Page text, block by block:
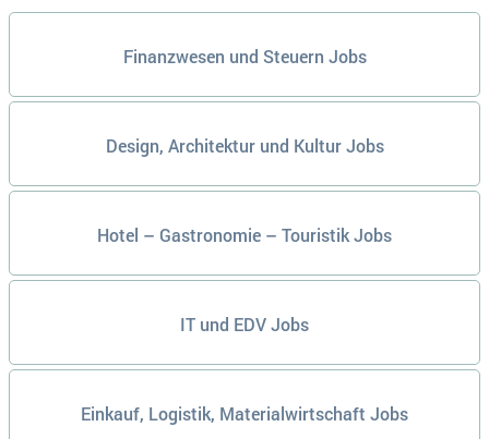
Finanzwesen und Steuern Jobs
Design, Architektur und Kultur Jobs
Hotel – Gastronomie – Touristik Jobs
IT und EDV Jobs
Einkauf, Logistik, Materialwirtschaft Jobs